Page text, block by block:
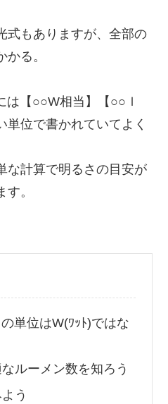
式もありますが、全部の
る。
は【○○W相当】【○○ｌ
単位で書かれていてよく
な計算で明るさの目安が
。
単位はW(ﾜｯﾄ)ではな
ルーメン数を知ろう
う